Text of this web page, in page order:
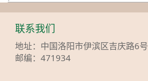
联系我们
地址：中国洛阳市伊滨区吉庆路6号
邮编：471934